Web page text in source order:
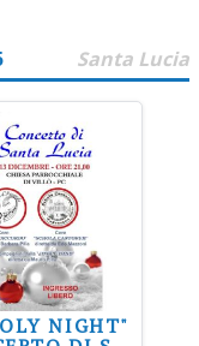
Santa Lucia
NIGHT"